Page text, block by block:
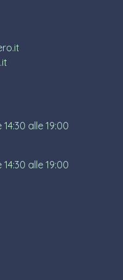
alle 19:00
alle 19:00